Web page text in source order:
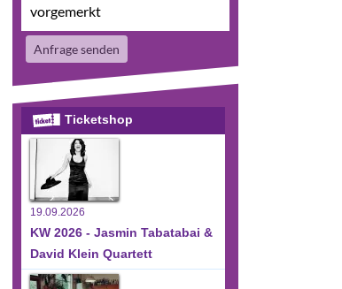
vorgemerkt
Anfrage senden
Ticketshop
19.09.2026
KW 2026 - Jasmin Tabatabai &
David Klein Quartett